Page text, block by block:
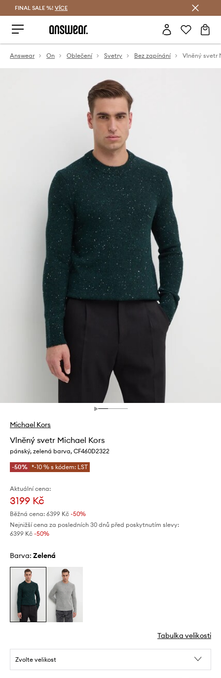
FINAL SALE %! VÍCE
Answear On Oblečení Svetry Bez zapínání Vlněný svetr
Michael Kors
Vlněný svetr Michael Kors
pánský, zelená barva, CF460D2322
-50% *-10 % s kódem: LST
Aktuální cena:
3199 Kč
Běžná cena: 6399 Kč -50%
Nejnižší cena za posledních 30 dnů před poskytnutím slevy:
6399 Kč -50%
Barva: zelená
Tabulka velikosti
Zvolte velikost